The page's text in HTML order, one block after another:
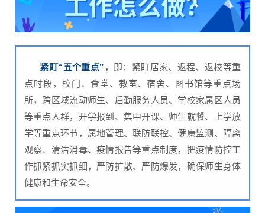
紧盯“五个重点” ，即：紧盯居家、返程、返校等重
点时段，校门、食堂、教室、宿舍、图书馆等重点场
所，跨区域流动师生、后勤服务人员、学校家属区人员
等重点人群，开学报到、集中开课、师生就餐、上学放
学等重点环节，属地管理、联防联控、健康监测、隔离
观察、清洁消毒、疫情报告等重点制度，把疫情防控工
作抓紧抓实抓细，严防扩散、严防爆发，确保师生身体
健康和生命安全。